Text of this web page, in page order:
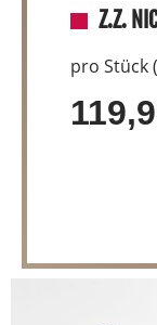
Z.Z.
pro Stück